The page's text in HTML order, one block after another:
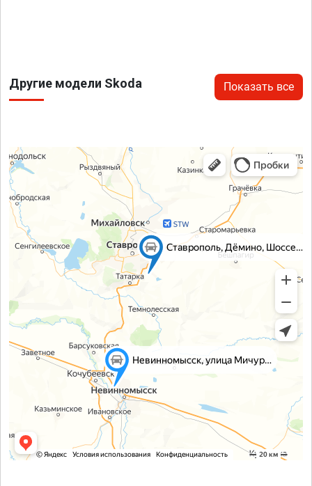
Другие модели Skoda Показать все